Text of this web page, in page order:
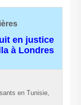
frontières
poursuit en
à
à ses opposants en